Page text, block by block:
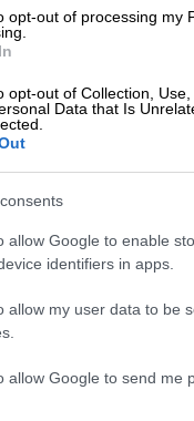
opt-out of processing my
opt-out of Collection,
Data that Is
allow Google to enable
identifiers in apps.
allow my user data to be
allow Google to send me
Κελσίου.
τη Θράκη
κατά
νεφώσεις
πιθανώς να
Το βράδυ
4 μποφόρ.